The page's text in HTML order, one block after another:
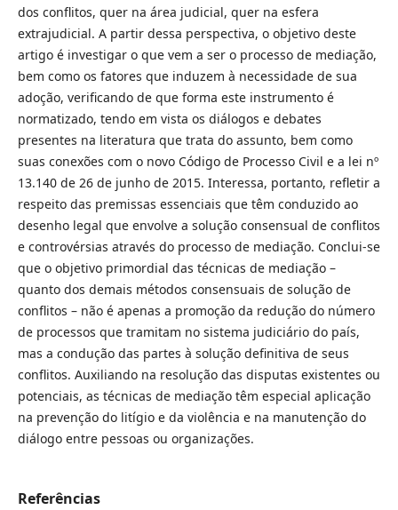
dos conflitos, quer na área judicial, quer na esfera
extrajudicial. A partir dessa perspectiva, o objetivo deste
artigo é investigar o que vem a ser o processo de mediação,
bem como os fatores que induzem à necessidade de sua
adoção, verificando de que forma este instrumento é
normatizado, tendo em vista os diálogos e debates
presentes na literatura que trata do assunto, bem como
suas conexões com o novo Código de Processo Civil e a lei nº
13.140 de 26 de junho de 2015. Interessa, portanto, refletir a
respeito das premissas essenciais que têm conduzido ao
desenho legal que envolve a solução consensual de conflitos
e controvérsias através do processo de mediação. Conclui-se
que o objetivo primordial das técnicas de mediação –
quanto dos demais métodos consensuais de solução de
conflitos – não é apenas a promoção da redução do número
de processos que tramitam no sistema judiciário do país,
mas a condução das partes à solução definitiva de seus
conflitos. Auxiliando na resolução das disputas existentes ou
potenciais, as técnicas de mediação têm especial aplicação
na prevenção do litígio e da violência e na manutenção do
diálogo entre pessoas ou organizações.
Referências